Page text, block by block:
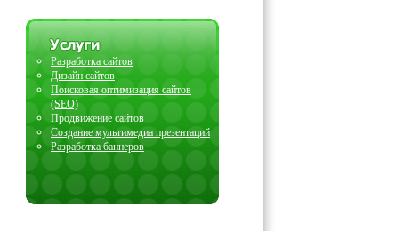
Разработка сайтов
Дизайн сайтов
Поисковая оптимизация сайтов
(SEO)
Продвижение сайтов
Создание мультимедиа презентаций
Разработка баннеров